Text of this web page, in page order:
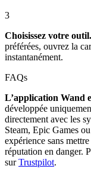
3
Choisissez votre outil.
préférées, ouvrez la
instantanément.
FAQs
L’application Wand
développée
directement avec les
Steam, Epic Games
expérience sans
réputation en danger.
surTrustpilot.